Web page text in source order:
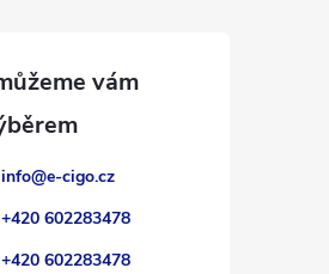
info@e-cigo.cz
+420 602283478
+420 602283478